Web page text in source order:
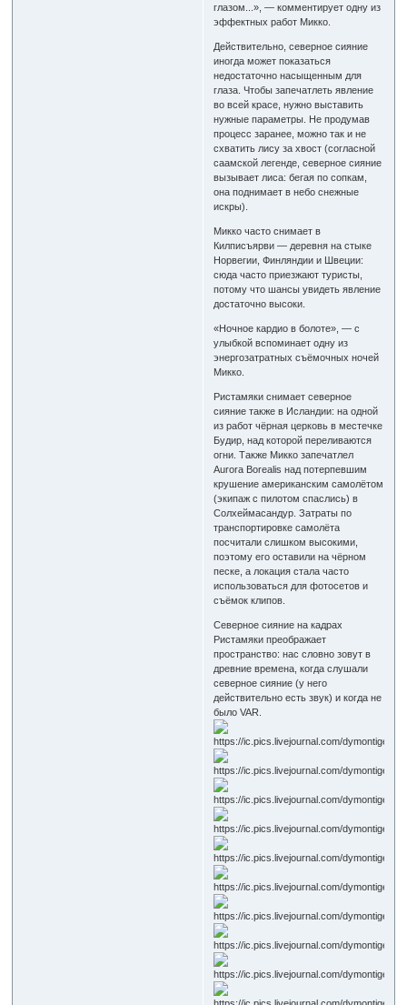
глазом...», — комментирует одну из
эффектных работ Микко.
Действительно, северное сияние
иногда может показаться
недостаточно насыщенным для
глаза. Чтобы запечатлеть явление
во всей красе, нужно выставить
нужные параметры. Не продумав
процесс заранее, можно так и не
схватить лису за хвост (согласной
саамской легенде, северное сияние
вызывает лиса: бегая по сопкам,
она поднимает в небо снежные
искры).
Микко часто снимает в
Килписъярви — деревня на стыке
Норвегии, Финляндии и Швеции:
сюда часто приезжают туристы,
потому что шансы увидеть явление
достаточно высоки.
«Ночное кардио в болоте», — с
улыбкой вспоминает одну из
энергозатратных съёмочных ночей
Микко.
Ристамяки снимает северное
сияние также в Исландии: на одной
из работ чёрная церковь в местечке
Будир, над которой переливаются
огни. Также Микко запечатлел
Aurora Borealis над потерпевшим
крушение американским самолётом
(экипаж с пилотом спаслись) в
Солхеймасандур. Затраты по
транспортировке самолёта
посчитали слишком высокими,
поэтому его оставили на чёрном
песке, а локация стала часто
использоваться для фотосетов и
съёмок клипов.
Северное сияние на кадрах
Ристамяки преображает
пространство: нас словно зовут в
древние времена, когда слушали
северное сияние (у него
действительно есть звук) и когда не
было VAR.